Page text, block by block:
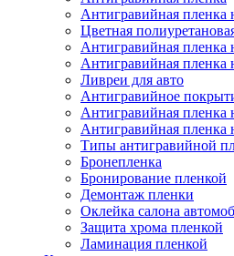
Антигравийная пленка
Цветная
Антигравийная пленка
Антигравийная пленка
Ливреи для авто
Антигравийное
Антигравийная пленка
Антигравийная пленка
Типы антигравийной
Бронепленка
Бронирование пленкой
Демонтаж пленки
Оклейка салона
Защита хрома пленкой
Ламинация пленкой